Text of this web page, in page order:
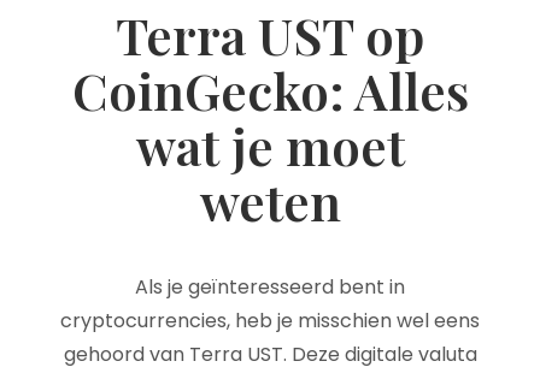
Terra UST op
CoinGecko: Alles
wat je moet
weten
Als je geïnteresseerd bent in
cryptocurrencies, heb je misschien wel eens
gehoord van Terra UST. Deze digitale valuta